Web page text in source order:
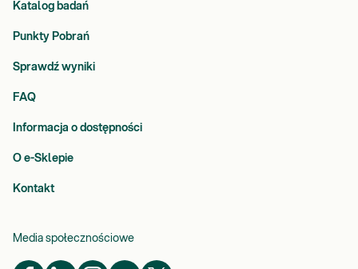
Katalog badań
Punkty Pobrań
Sprawdź wyniki
FAQ
Informacja o dostępności
O e-Sklepie
Kontakt
Media społecznościowe